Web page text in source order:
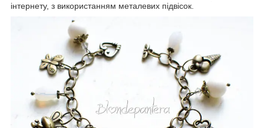
інтернету, з використанням металевих підвісок.